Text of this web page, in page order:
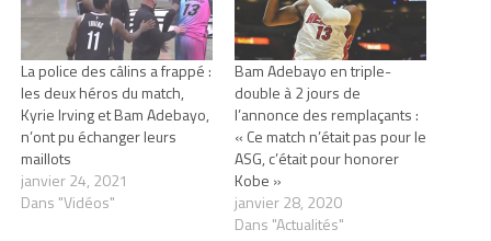
La police des câlins a frappé :
les deux héros du match,
Kyrie Irving et Bam Adebayo,
n’ont pu échanger leurs
maillots
janvier 24, 2021
Dans "Vidéos"
Bam Adebayo en triple-
double à 2 jours de
l’annonce des remplaçants :
« Ce match n’était pas pour le
ASG, c’était pour honorer
Kobe »
janvier 28, 2020
Dans "Actualités"